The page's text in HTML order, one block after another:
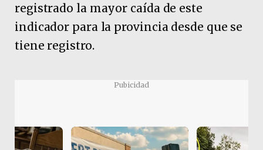
registrado la mayor caída de este
indicador para la provincia desde que se
tiene registro.
Pubicidad